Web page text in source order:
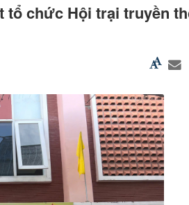
tổ chức Hội trại truyền